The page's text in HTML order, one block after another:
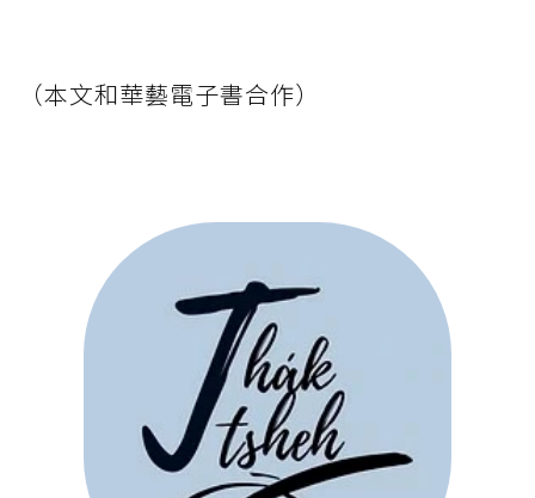
（本文和華藝電子書合作）